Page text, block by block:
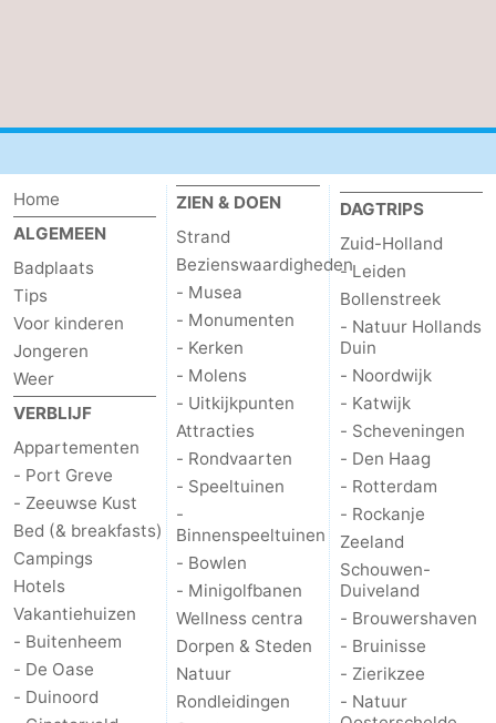
Home
ALGEMEEN
Badplaats
Tips
Voor kinderen
Jongeren
Weer
VERBLIJF
Appartementen
- Port Greve
- Zeeuwse Kust
Bed (& breakfasts)
Campings
Hotels
Vakantiehuizen
- Buitenheem
- De Oase
- Duinoord
ZIEN & DOEN
Strand
Bezienswaardigheden
- Musea
- Monumenten
- Kerken
- Molens
- Uitkijkpunten
Attracties
- Rondvaarten
- Speeltuinen
-
Binnenspeeltuinen
- Bowlen
- Minigolfbanen
Wellness centra
Dorpen & Steden
Natuur
Rondleidingen
DAGTRIPS
Zuid-Holland
- Leiden
Bollenstreek
- Natuur Hollands
Duin
- Noordwijk
- Katwijk
- Scheveningen
- Den Haag
- Rotterdam
- Rockanje
Zeeland
Schouwen-
Duiveland
- Brouwershaven
- Bruinisse
- Zierikzee
- Natuur